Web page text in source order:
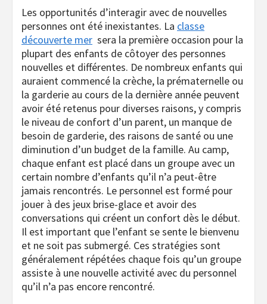
Les opportunités d’interagir avec de nouvelles
personnes ont été inexistantes. La classe
découverte mer sera la première occasion pour la
plupart des enfants de côtoyer des personnes
nouvelles et différentes. De nombreux enfants qui
auraient commencé la crèche, la prématernelle ou
la garderie au cours de la dernière année peuvent
avoir été retenus pour diverses raisons, y compris
le niveau de confort d’un parent, un manque de
besoin de garderie, des raisons de santé ou une
diminution d’un budget de la famille. Au camp,
chaque enfant est placé dans un groupe avec un
certain nombre d’enfants qu’il n’a peut-être
jamais rencontrés. Le personnel est formé pour
jouer à des jeux brise-glace et avoir des
conversations qui créent un confort dès le début.
Il est important que l’enfant se sente le bienvenu
et ne soit pas submergé. Ces stratégies sont
généralement répétées chaque fois qu’un groupe
assiste à une nouvelle activité avec du personnel
qu’il n’a pas encore rencontré.